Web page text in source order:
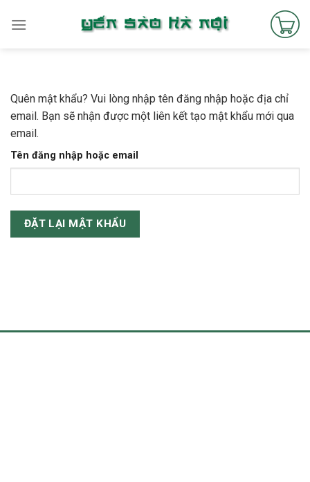
Quên mật khẩu? Vui lòng nhập tên đăng nhập hoặc địa chỉ
email. Bạn sẽ nhận được một liên kết tạo mật khẩu mới qua
email.
Tên đăng nhập hoặc email
ĐẶT LẠI MẬT KHẨU